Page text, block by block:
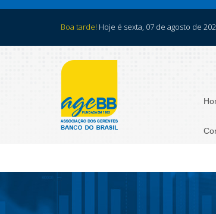
Boa tarde! Hoje é sexta, 07 de agosto de